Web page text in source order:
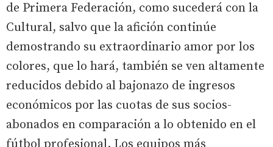
de Primera Federación, como sucederá con la
Cultural, salvo que la afición continúe
demostrando su extraordinario amor por los
colores, que lo hará, también se ven altamente
reducidos debido al bajonazo de ingresos
económicos por las cuotas de sus socios-
abonados en comparación a lo obtenido en el